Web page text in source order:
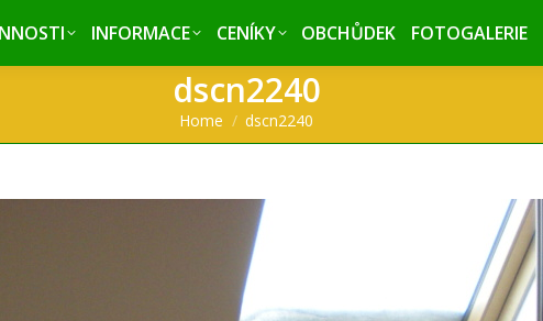
INFORMACE CENÍKY OBCHŮDEK FOTOGALERIE
dscn2240
You are here:
Home dscn2240
INFORMACE CENÍKY OBCHŮDEK FOTOGALERIE